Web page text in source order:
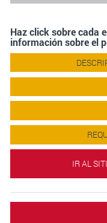
Haz click sobre cada
información sobre el
IR AL